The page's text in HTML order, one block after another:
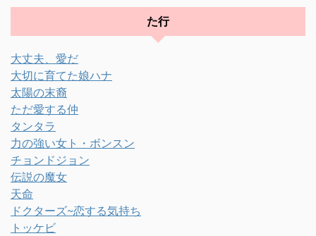
た行
大丈夫、愛だ
大切に育てた娘ハナ
太陽の末裔
ただ愛する仲
タンタラ
力の強い女ト・ボンスン
チョンドジョン
伝説の魔女
天命
ドクターズ~恋する気持ち
トッケビ